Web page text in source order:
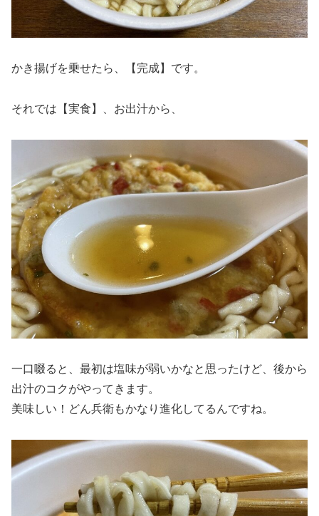
かき揚げを乗せたら、【完成】です。
それでは【実食】、お出汁から、
一口啜ると、最初は塩味が弱いかなと思ったけど、後から
出汁のコクがやってきます。
美味しい！どん兵衛もかなり進化してるんですね。